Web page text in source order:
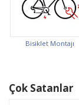
Bisiklet Montajı
Çok Satanlar